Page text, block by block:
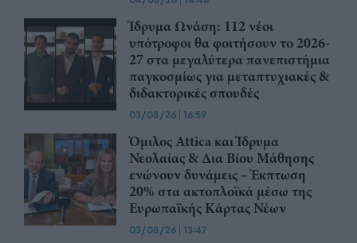
Ίδρυμα Ωνάση: 112 νέοι
υπότροφοι θα φοιτήσουν το 2026-
27 στα μεγαλύτερα πανεπιστήμια
παγκοσμίως για μεταπτυχιακές &
διδακτορικές σπουδές
03/08/26 | 16:59
Όμιλος Attica και Ίδρυμα
Νεολαίας & Δια Βίου Μάθησης
ενώνουν δυνάμεις – Έκπτωση
20% στα ακτοπλοϊκά μέσω της
Ευρωπαϊκής Κάρτας Νέων
03/08/26 | 13:47